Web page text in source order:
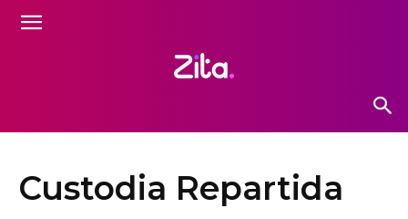
Custodia Repartida